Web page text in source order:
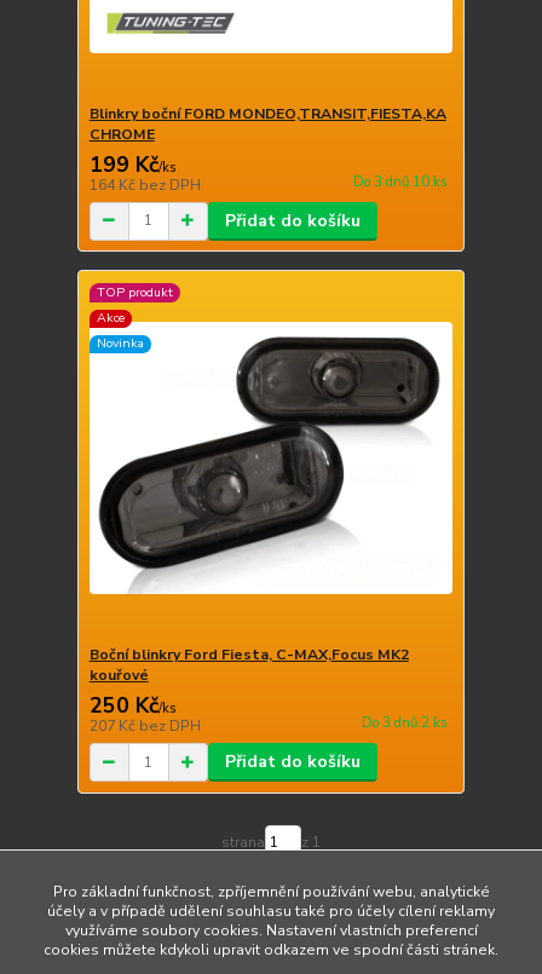
Blinkry boční FORD MONDEO,TRANSIT,FIESTA,KA
CHROME
199 Kč/ks
164 Kč bez DPH Do 3 dnů 10 ks
Přidat do košíku
TOP produkt
Akce
Novinka
Boční blinkry Ford Fiesta, C-MAX,Focus MK2
kouřové
250 Kč/ks
207 Kč bez DPH Do 3 dnů 2 ks
Přidat do košíku
strana z 1
Pro základní funkčnost, zpříjemnění používání webu, analytické
účely a v případě udělení souhlasu také pro účely cílení reklamy
využíváme soubory cookies. Nastavení vlastních preferencí
cookies můžete kdykoli upravit odkazem ve spodní části stránek.